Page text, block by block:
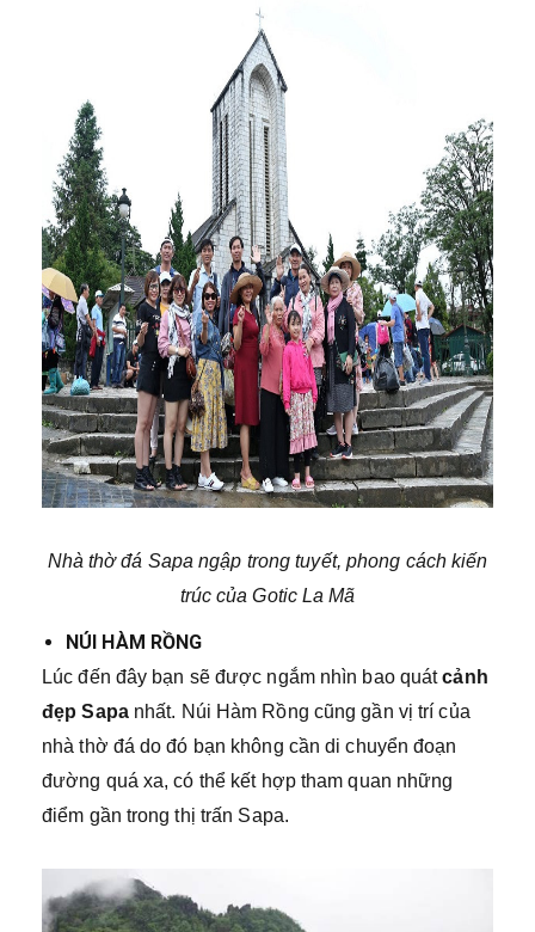
Nhà thờ đá Sapa ngập trong tuyết, phong cách kiến
trúc của Gotic La Mã
NÚI HÀM RỒNG
Lúc đến đây bạn sẽ được ngắm nhìn bao quátcảnh
đẹp Sapanhất. Núi Hàm Rồng cũng gần vị trí của
nhà thờ đá do đó bạn không cần di chuyển đoạn
đường quá xa, có thể kết hợp tham quan những
điểm gần trong thị trấn Sapa.